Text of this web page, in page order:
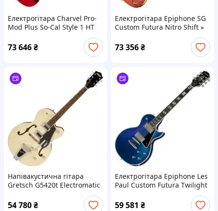
Електрогітара Charvel Pro-
Mod Plus So-Cal Style 1 HT
73 646₴
Електрогітара Epiphone SG
Custom Futura Nitro Shift »
73 356₴
Напівакустична гітара
Gretsch G5420t Electromatic
Classic LRL Two Tone Vintage
White/London Grey »
54 780₴
Електрогітара Epiphone Les
Paul Custom Futura Twilight
59 581 ₴